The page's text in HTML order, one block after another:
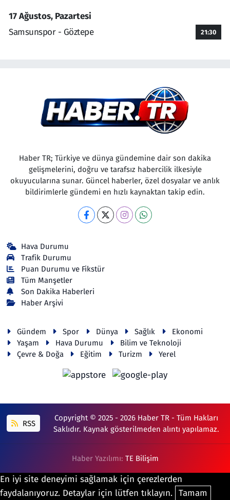
17 Ağustos, Pazartesi
Samsunspor - Göztepe
21:30
Haber TR; Türkiye ve dünya gündemine dair son dakika
gelişmelerini, doğru ve tarafsız habercilik ilkesiyle
okuyucularına sunar. Güncel haberler, özel dosyalar ve anlık
bildirimlerle gündemi en hızlı kaynaktan takip edin.
Hava Durumu
Trafik Durumu
Puan Durumu ve Fikstür
Tüm Manşetler
Son Dakika Haberleri
Haber Arşivi
Gündem Spor Dünya Sağlık
Ekonomi
Yaşam
Hava Durumu
Bilim ve Teknoloji
Çevre & Doğa
Eğitim Turizm Yerel
RSS
Copyright © 2025 - 2026 Haber TR - Tüm Hakları
Saklıdır. Kaynak gösterilmeden alıntı yapılamaz.
Haber Yazılımı: TE Bilişim
En iyi site deneyimi sağlamak için çerezlerden
faydalanıyoruz. Detaylar için lütfen tıklayın.
Tamam